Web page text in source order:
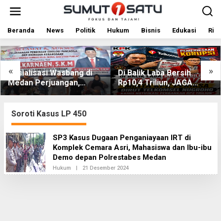
t
i
k
o
n
Beranda News Politik Hukum Bisnis Edukasi
« »
di
Di Balik Laba Bersih
Rp10,4 Triliun, JAGA
MARWAH Desak KPK
Nugroho Terkait Dugaan
Kasus Notifikasi
Perbankan
Dewan Usul BUMD
Kelola Rumput Laut
Utara dari Hulu ke
Soroti Kasus LP 450
SP3 Kasus Dugaan Penganiayaan IRT di
Komplek Cemara Asri, Mahasiswa dan Ibu-ibu
Demo depan Polrestabes Medan
Hukum | 21 Desember 2024O
L